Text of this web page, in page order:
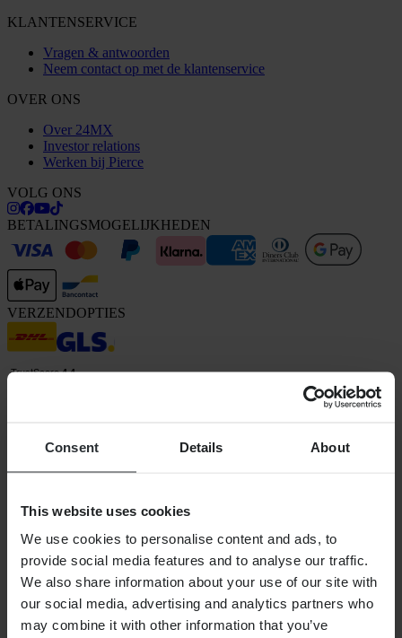
Consent Details About
This website uses cookies
We use cookies to personalise content and ads, to
provide social media features and to analyse our traffic.
We also share information about your use of our site with
our social media, advertising and analytics partners who
may combine it with other information that you’ve
KLANTENSERVICE
Vragen & antwoorden
Neem contact op met de klantenservice
OVER ONS
Over 24MX
Investor relations
Werken bij Pierce
VOLG ONS
BETALINGSMOGELIJKHEDEN
VERZENDOPTIES
Pierce Group AB | Fleminggatan 20A, 112 26 Stockholm, Zweden
Handelsregister: Bolagsverket/Zweedse Kamer van Koophandel
Bedrijfsregistratienummer: 556763-1592
Gevolmachtigde vertegenwoordiger: Göran Dahlin
Btw-registratienummer: OSS VAT NO SE556763159201
SHOPPEN
Algemene Voorwaarden
Privacybeleid